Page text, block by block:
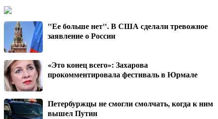
"Ее больше нет". В США сделали тревожное
заявление о России
«Это конец всего»: Захарова
прокомментировала фестиваль в Юрмале
Петербуржцы не смогли смолчать, когда к ним
вышел Путин